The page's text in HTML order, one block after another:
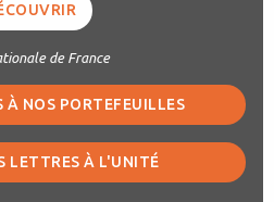
de France
NOS PORTEFEUILLES
LETTRES À L'UNITÉ